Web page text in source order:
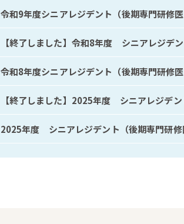
令和9年度シニアレジデント（後期専門研修
【終了しました】令和8年度 シニアレジデ
令和8年度シニアレジデント（後期専門研修
【終了しました】2025年度 シニアレジデ
2025年度 シニアレジデント（後期専門研修